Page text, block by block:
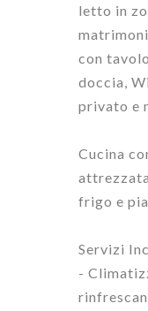
letto in
con
doccia,
privato e
Cucina
attrezzata
frigo e
Servizi
-